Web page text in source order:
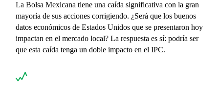
La Bolsa Mexicana tiene una caída significativa con la gran
mayoría de sus acciones corrigiendo. ¿Será que los buenos
datos económicos de Estados Unidos que se presentaron hoy
impactan en el mercado local? La respuesta es sí: podría ser
que esta caída tenga un doble impacto en el IPC.